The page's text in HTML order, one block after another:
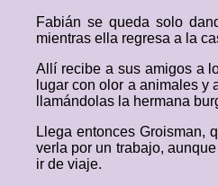
Fabián se queda solo
mientras ella regresa a la
Allí recibe a sus amigos a
lugar con olor a animales y
llamándolas la hermana
Llega entonces Groisman,
verla por un trabajo,
ir de viaje.